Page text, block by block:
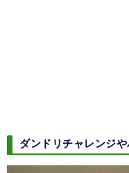
ダンドリチャレンジ